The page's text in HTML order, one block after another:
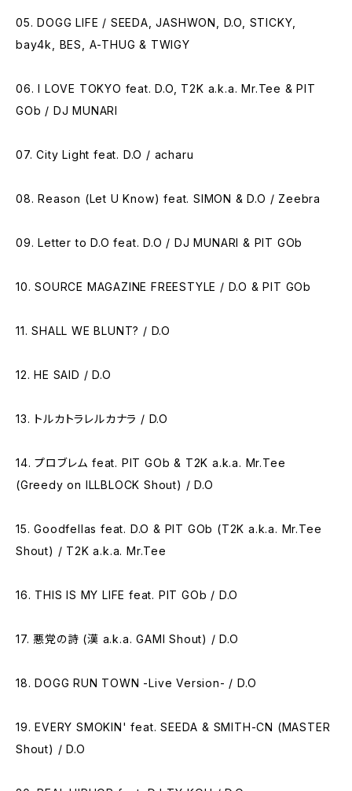
05. DOGG LIFE / SEEDA, JASHWON, D.O, STICKY,
bay4k, BES, A-THUG & TWIGY
06. I LOVE TOKYO feat. D.O, T2K a.k.a. Mr.Tee & PIT
GOb / DJ MUNARI
07. City Light feat. D.O / acharu
08. Reason (Let U Know) feat. SIMON & D.O / Zeebra
09. Letter to D.O feat. D.O / DJ MUNARI & PIT GOb
10. SOURCE MAGAZINE FREESTYLE / D.O & PIT GOb
11. SHALL WE BLUNT? / D.O
12. HE SAID / D.O
13. トルカトラレルカナラ / D.O
14. プロブレム feat. PIT GOb & T2K a.k.a. Mr.Tee
(Greedy on ILLBLOCK Shout) / D.O
15. Goodfellas feat. D.O & PIT GOb (T2K a.k.a. Mr.Tee
Shout) / T2K a.k.a. Mr.Tee
16. THIS IS MY LIFE feat. PIT GOb / D.O
17. 悪党の詩 (漢 a.k.a. GAMI Shout) / D.O
18. DOGG RUN TOWN -Live Version- / D.O
19. EVERY SMOKIN' feat. SEEDA & SMITH-CN (MASTER
Shout) / D.O